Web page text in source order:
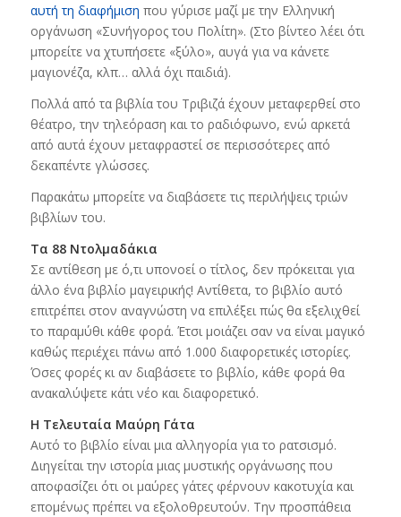
αυτή τη διαφήμιση που γύρισε μαζί με την Ελληνική
οργάνωση «Συνήγορος του Πολίτη». (Στο βίντεο λέει ότι
μπορείτε να χτυπήσετε «ξύλο», αυγά για να κάνετε
μαγιονέζα, κλπ… αλλά όχι παιδιά).
Πολλά από τα βιβλία του Τριβιζά έχουν μεταφερθεί στο
θέατρο, την τηλεόραση και το ραδιόφωνο, ενώ αρκετά
από αυτά έχουν μεταφραστεί σε περισσότερες από
δεκαπέντε γλώσσες.
Παρακάτω μπορείτε να διαβάσετε τις περιλήψεις τριών
βιβλίων του.
Τα 88 Ντολμαδάκια
Σε αντίθεση με ό,τι υπονοεί ο τίτλος, δεν πρόκειται για
άλλο ένα βιβλίο μαγειρικής! Αντίθετα, το βιβλίο αυτό
επιτρέπει στον αναγνώστη να επιλέξει πώς θα εξελιχθεί
το παραμύθι κάθε φορά. Έτσι μοιάζει σαν να είναι μαγικό
καθώς περιέχει πάνω από 1.000 διαφορετικές ιστορίες.
Όσες φορές κι αν διαβάσετε το βιβλίο, κάθε φορά θα
ανακαλύψετε κάτι νέο και διαφορετικό.
Η Τελευταία Μαύρη Γάτα
Αυτό το βιβλίο είναι μια αλληγορία για το ρατσισμό.
Διηγείται την ιστορία μιας μυστικής οργάνωσης που
αποφασίζει ότι οι μαύρες γάτες φέρνουν κακοτυχία και
επομένως πρέπει να εξολοθρευτούν. Την προσπάθεια